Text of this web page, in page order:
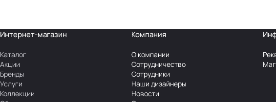
Интернет-магазин
Каталог
Акции
Бренды
Услуги
Коллекции
Компания
О компании
Сотрудничество
Сотрудники
Наши дизайнеры
Новости